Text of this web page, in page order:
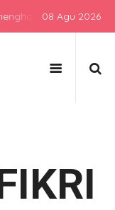
lulusan
08 Agu 2026